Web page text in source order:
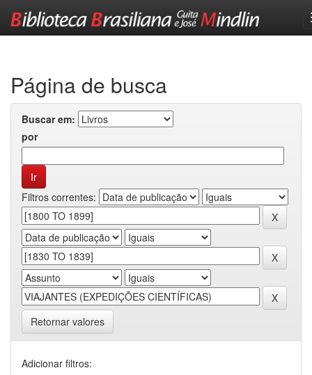
Página de busca
Buscar em:
por
Filtros correntes:
Retornar valores
Adicionar filtros: